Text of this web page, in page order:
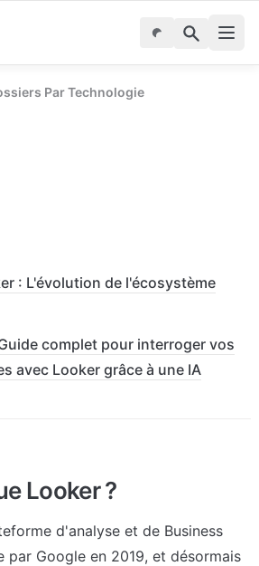
Par Technologie
: L'évolution de l'écosystème
complet pour interroger vos
avec Looker grâce à une IA
Looker ?
d'analyse et de Business
par Google en 2019, et désormais